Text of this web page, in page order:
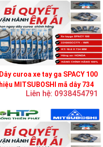
Dây curoa xe tay ga SPACY 100
hiệu MITSUBOSHI mã dây 734
Liên hệ: 0938454791